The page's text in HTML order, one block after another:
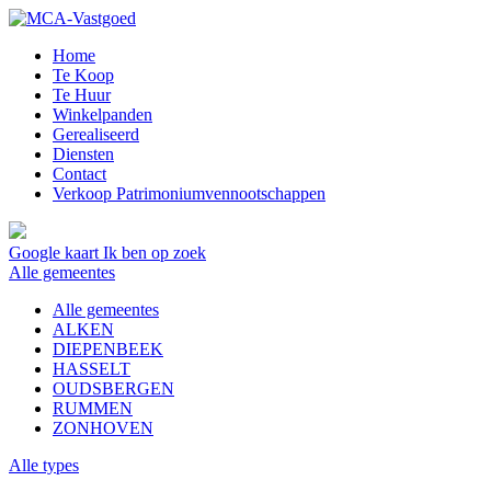
Home
Te Koop
Te Huur
Winkelpanden
Gerealiseerd
Diensten
Contact
Verkoop Patrimoniumvennootschappen
Google kaart Ik ben op zoek
Alle gemeentes
Alle gemeentes
ALKEN
DIEPENBEEK
HASSELT
OUDSBERGEN
RUMMEN
ZONHOVEN
Alle types